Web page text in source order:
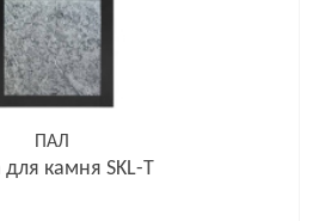
ПАЛ
для камня SKL-T